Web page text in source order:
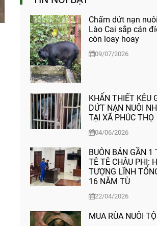
Chấm dứt nạn
Lào Cai sắp cán
còn loay hoay
09/07/2026
KHẨN THIẾT KÊU
DỨT NẠN NUÔI
TẠI XÃ PHÚC THỌ
04/06/2026
BUÔN BÁN GẦN 1
TÊ TÊ CHÂU PHI:
TƯỢNG LĨNH
16 NĂM TÙ
22/04/2026
MUA RÙA NUÔI